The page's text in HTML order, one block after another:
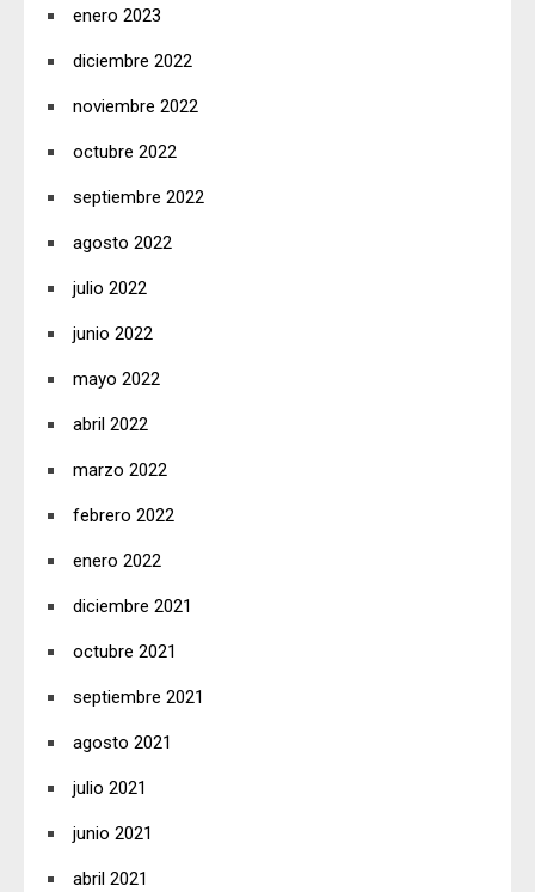
enero 2023
diciembre 2022
noviembre 2022
octubre 2022
septiembre 2022
agosto 2022
julio 2022
junio 2022
mayo 2022
abril 2022
marzo 2022
febrero 2022
enero 2022
diciembre 2021
octubre 2021
septiembre 2021
agosto 2021
julio 2021
junio 2021
abril 2021